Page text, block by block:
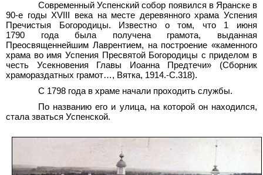
Современный Успенский собор появился в Яранске в
90-е годы XVIII века на месте деревянного храма Успения
Пречистыя Богородицы. Известно о том, что 1
июня
1790
года была получена грамота, выданная
Преосвященнейшим Лаврентием, на построение «каменного
храма во имя Успения Пресвятой Богородицы с приделом в
честь Усекновения Главы Иоанна Предтечи» (Сборник
храмораздатных грамот…, Вятка, 1914.-С.318).
С 1798 года в храме начали проходить службы.
По названию его и улица, на которой он находился,
стала зваться Успенской.